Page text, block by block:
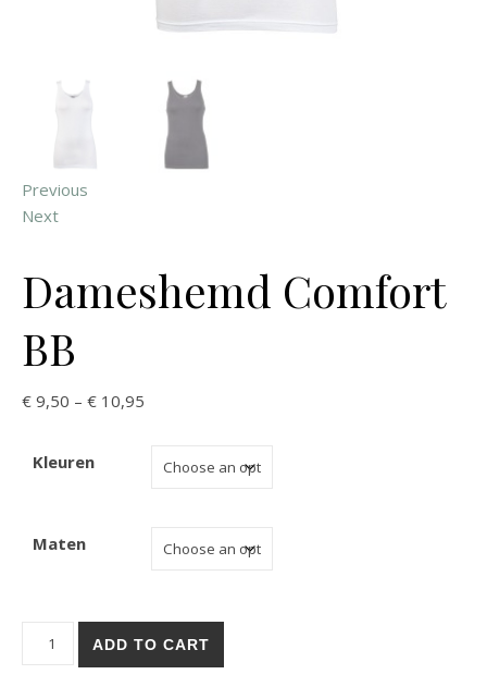
Previous
Next
Dameshemd Comfort
BB
€ 9,50 – € 10,95
Kleuren
Maten
ADD TO CART